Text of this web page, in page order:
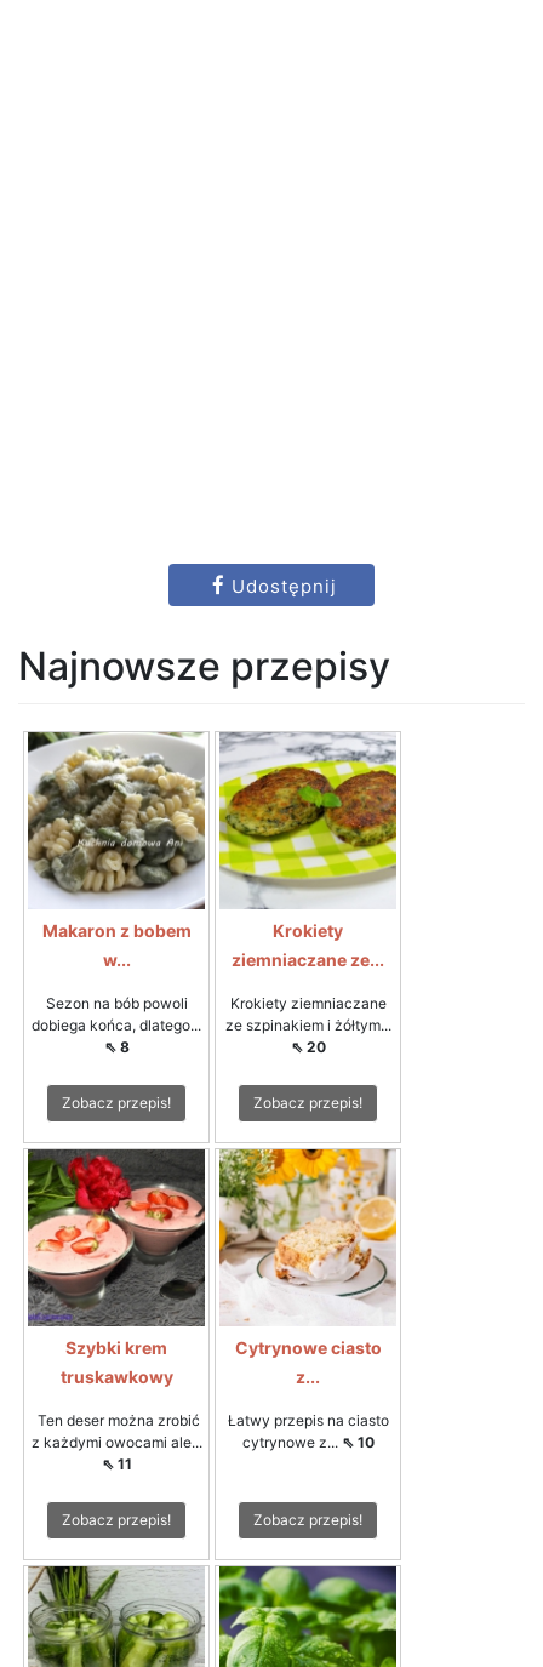
Udostępnij
Najnowsze przepisy
Makaron z bobem
w...
Sezon na bób powoli
dobiega końca, dlatego...
⇖ 8
Zobacz przepis!
Krokiety
ziemniaczane ze...
Krokiety ziemniaczane
ze szpinakiem i żółtym...
⇖ 20
Zobacz przepis!
Szybki krem
truskawkowy
Ten deser można zrobić
z każdymi owocami ale...
⇖ 11
Zobacz przepis!
Cytrynowe ciasto
z...
Łatwy przepis na ciasto
cytrynowe z... ⇖ 10
Zobacz przepis!